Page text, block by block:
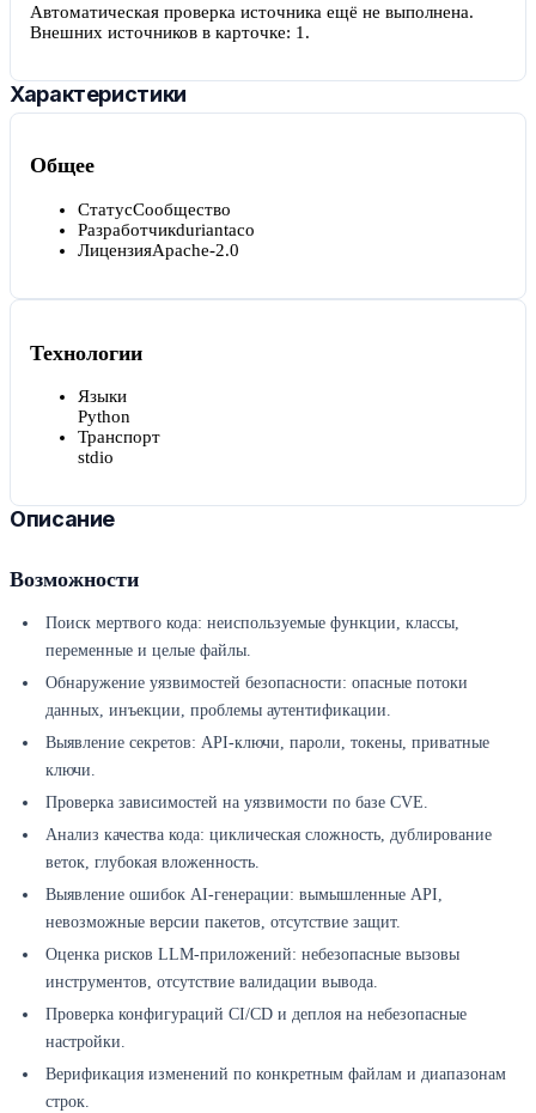
Автоматическая проверка источника ещё не выполнена.
Внешних источников в карточке: 1 .
Характеристики
Общее
СтатусСообщество
Разработчикduriantaco
ЛицензияApache-2.0
Технологии
Языки
Python
Транспорт
stdio
Описание
Возможности
Поиск мертвого кода: неиспользуемые функции, классы,
переменные и целые файлы.
Обнаружение уязвимостей безопасности: опасные потоки
данных, инъекции, проблемы аутентификации.
Выявление секретов: API-ключи, пароли, токены, приватные
ключи.
Проверка зависимостей на уязвимости по базе CVE.
Анализ качества кода: циклическая сложность, дублирование
веток, глубокая вложенность.
Выявление ошибок AI-генерации: вымышленные API,
невозможные версии пакетов, отсутствие защит.
Оценка рисков LLM-приложений: небезопасные вызовы
инструментов, отсутствие валидации вывода.
Проверка конфигураций CI/CD и деплоя на небезопасные
настройки.
Верификация изменений по конкретным файлам и диапазонам
строк.